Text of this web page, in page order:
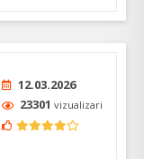
12.03.2026
23301 vizualizari